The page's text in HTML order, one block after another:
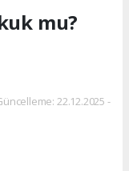
mu?
22.12.2025 -